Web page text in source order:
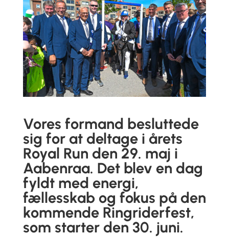
Vores formand besluttede
sig for at deltage i årets
Royal Run den 29. maj i
Aabenraa. Det blev en dag
fyldt med energi,
fællesskab og fokus på den
kommende Ringriderfest,
som starter den 30. juni.